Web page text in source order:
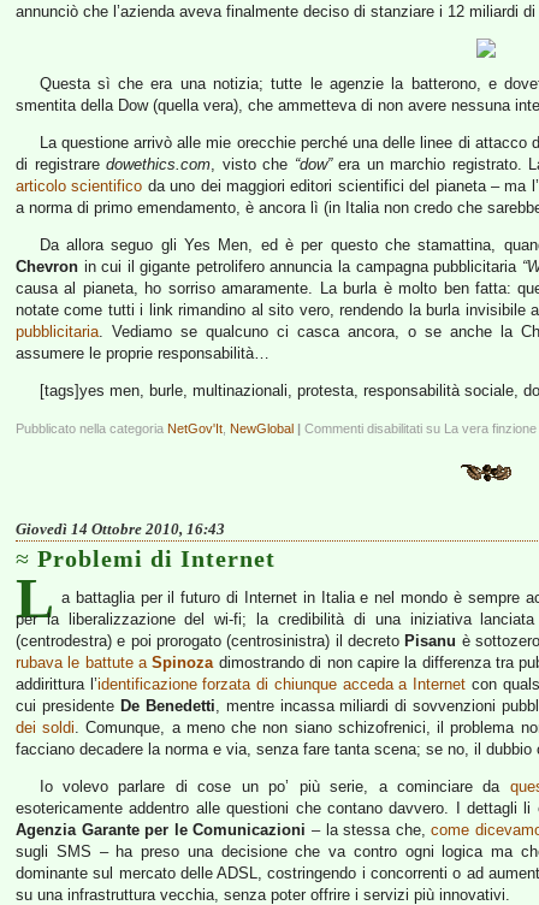
annunciò che l’azienda aveva finalmente deciso di stanziare i 12 miliardi
Questa sì che era una notizia; tutte le agenzie la batterono, e
smentita della Dow (quella vera), che ammetteva di non avere nessuna
La questione arrivò alle mie orecchie perché una delle linee di
di registraredowethics.com, visto che “dow”era un marchio registrato.
articolo scientifico da uno dei maggiori editori scientifici del pianeta – ma l’
a norma di primo emendamento, è ancora lì (in Italia non credo che
Da allora seguo gli Yes Men, ed è per questo che stamattina,
Chevron in cui il gigante petrolifero annuncia la campagna pubblicitaria
causa al pianeta, ho sorriso amaramente. La burla è molto ben fatta:
notate come tutti i link rimandino al sito vero, rendendo la burla
pubblicitaria. Vediamo se qualcuno ci casca ancora, o se anche la
assumere le proprie responsabilità…
[tags]yes men, burle, multinazionali, protesta, responsabilità sociale,
Pubblicato nella categoria NetGov'It NewGlobal | Commenti disabilitati su La vera finzione
Giovedì 14 Ottobre 2010, 16:43
Problemi di Internet
L a battaglia per il futuro di Internet in Italia e nel mondo è sempre
per la liberalizzazione del wi-fi; la credibilità di una iniziativa
(centrodestra) e poi prorogato (centrosinistra) il decreto Pisanu è
rubava le battute aSpinozadimostrando di non capire la differenza tra
addirittura l’identificazione forzata di chiunque acceda a Internet con
cui presidente De Benedetti, mentre incassa miliardi di sovvenzioni
dei soldi. Comunque, a meno che non siano schizofrenici, il problema
facciano decadere la norma e via, senza fare tanta scena; se no, il
Io volevo parlare di cose un po’ più serie, a cominciare da
esotericamente addentro alle questioni che contano davvero. I dettagli
Agenzia Garante per le Comunicazioni – la stessa che,come
sugli SMS – ha preso una decisione che va contro ogni logica ma
dominante sul mercato delle ADSL, costringendo i concorrenti o ad
su una infrastruttura vecchia, senza poter offrire i servizi più innovativi.